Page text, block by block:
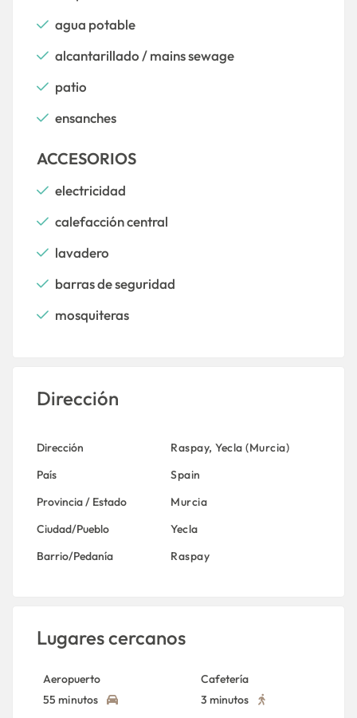
agua potable
alcantarillado / mains sewage
patio
ensanches
ACCESORIOS
electricidad
calefacción central
lavadero
barras de seguridad
mosquiteras
Dirección
Dirección
Raspay, Yecla (Murcia)
País
Spain
Provincia / Estado
Murcia
Ciudad/Pueblo
Yecla
Barrio/Pedanía
Raspay
Lugares cercanos
Aeropuerto
55 minutos
Cafetería
3 minutos